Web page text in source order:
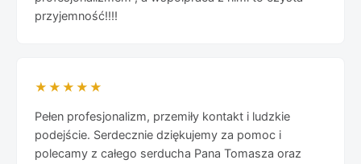
przyjemność!!!!
★★★★★
Pełen profesjonalizm, przemiły kontakt i ludzkie
podejście. Serdecznie dziękujemy za pomoc i
polecamy z całego serducha Pana Tomasza oraz